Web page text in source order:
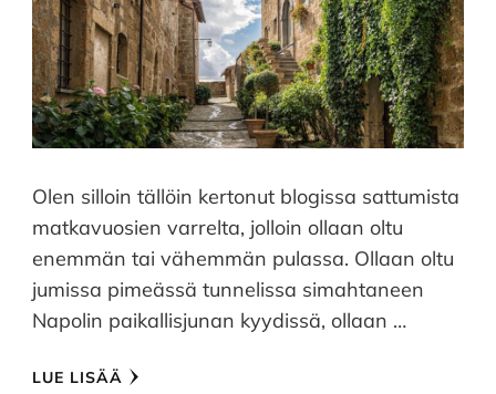
Olen silloin tällöin kertonut blogissa sattumista
matkavuosien varrelta, jolloin ollaan oltu
enemmän tai vähemmän pulassa. Ollaan oltu
jumissa pimeässä tunnelissa simahtaneen
Napolin paikallisjunan kyydissä, ollaan …
LUE LISÄÄ